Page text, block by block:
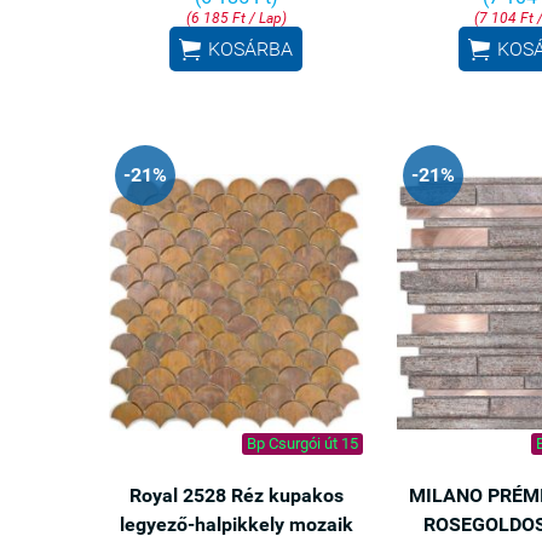
Nyitás:
(6 185 Ft / Lap)
 KOSÁRBA
(7 104 Ft

-21%
Bp Csurgói út 15
Royal 2528 Réz kupakos
legyező-halpikkely mozaik
-21%
MILANO